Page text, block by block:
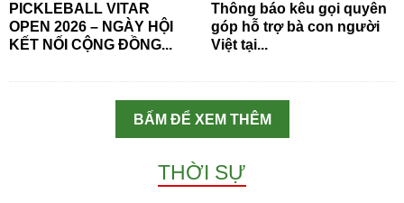
PICKLEBALL VITAR
OPEN 2026 – NGÀY HỘI
KẾT NỐI CỘNG ĐỒNG...
Thông báo kêu gọi quyên
góp hỗ trợ bà con người
Việt tại...
BẤM ĐỂ XEM THÊM
THỜI SỰ